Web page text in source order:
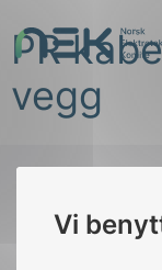
Vi
til
innhold
NEK
Søk
PR
vegg